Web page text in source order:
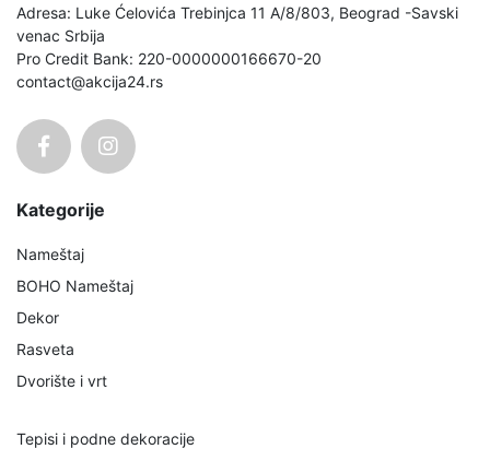
Adresa: Luke Ćelovića Trebinjca 11 A/8/803, Beograd -Savski
venac Srbija
Pro Credit Bank: 220-0000000166670-20
contact@akcija24.rs
Kategorije
Nameštaj
BOHO Nameštaj
Dekor
Rasveta
Dvorište i vrt
Tepisi i podne dekoracije